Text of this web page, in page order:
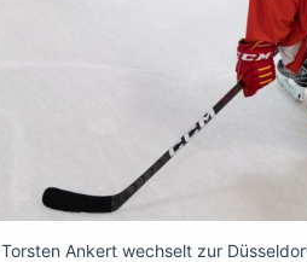
Torsten Ankert wechselt zur